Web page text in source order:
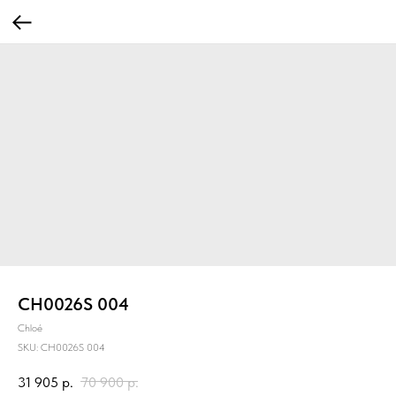
CH0026S 004
Chloé
SKU: CH0026S 004
31 905 р. 70 900 р.